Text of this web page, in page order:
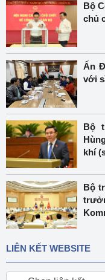
Bộ
chủ
Ấn
với
Bộ
khí
Bộ
LIÊN KẾT WEBSITE